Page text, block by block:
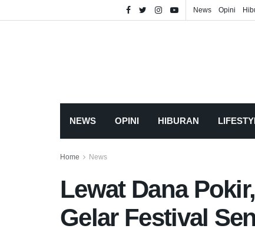
News Opini
NEWS OPINI HIBURAN
Home News
Lewat Dana
Gelar Festival